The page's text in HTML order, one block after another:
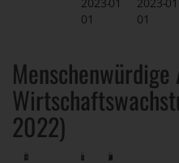
01
01
2022)